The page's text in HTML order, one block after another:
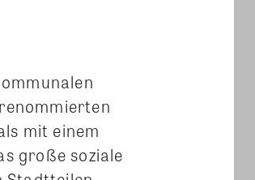
mit einem
große soziale